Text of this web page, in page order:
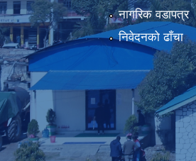
नागरिक वडापत्र
निवेदनको ढाँचा